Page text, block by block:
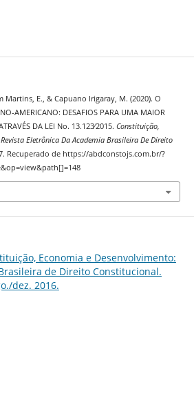
Martins, E., & Capuano Irigaray, M. (2020). O
AMERICANO: DESAFIOS PARA UMA MAIOR
DA LEI No. 13.123∕2015. Constituição,
Eletrônica Da Academia Brasileira De Direito
Recuperado de https://abdconstojs.com.br/?
Economia e Desenvolvimento:
de Direito Constitucional.
dez. 2016.